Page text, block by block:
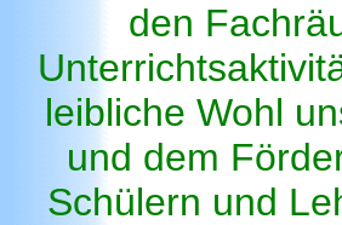
den
leibliche Wohl
und dem
Schülern und